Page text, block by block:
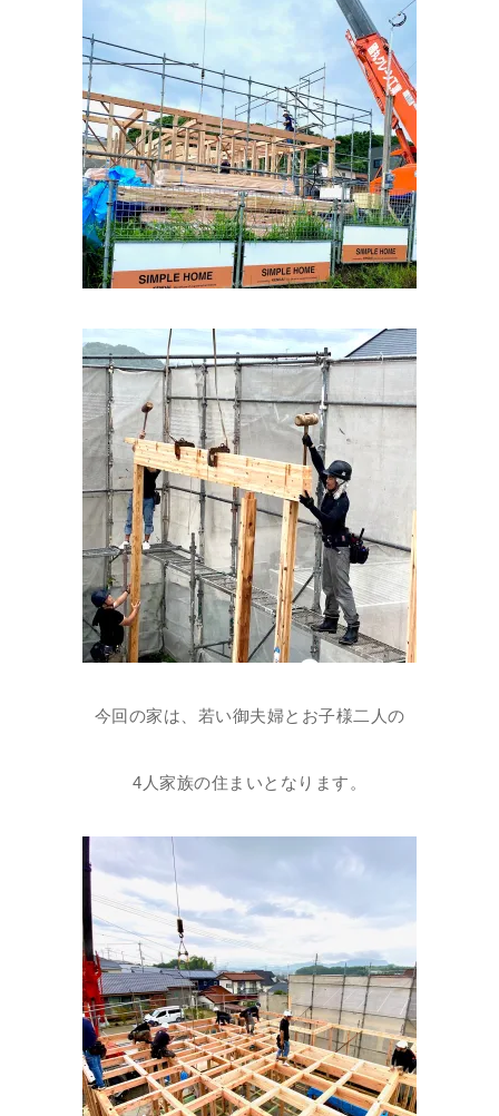
今回の家は、若い御夫婦とお子様二人の
4人家族の住まいとなります。